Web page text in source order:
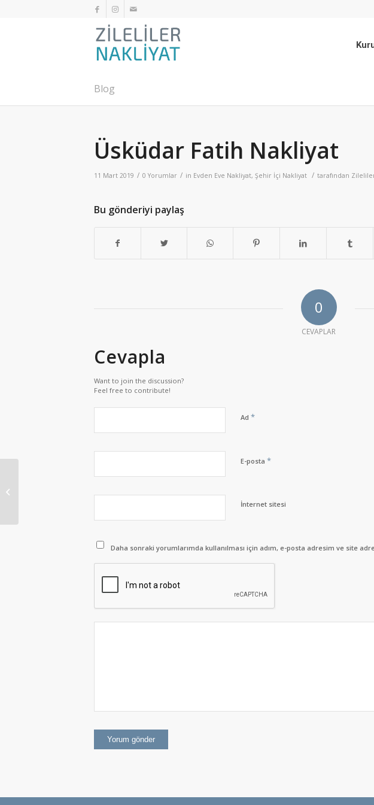
Blog
Üsküdar Fatih Nakliyat
11 Mart 2019 / 0 Yorumlar / in Evden Eve Nakliyat, Şehir İçi Nakliyat / tarafından
Bu gönderiyi paylaş
0
CEVAPLAR
Cevapla
Want to join the discussion?
Feel free to contribute!
Ad *
E-posta *
İnternet sitesi
Daha sonraki yorumlarımda kullanılması için adım, e-posta adresim ve site